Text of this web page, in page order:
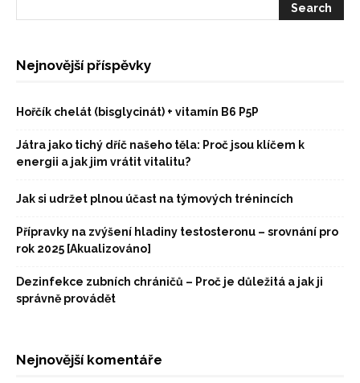
Nejnovější příspěvky
Hořčík chelát (bisglycinát) + vitamín B6 P5P
Játra jako tichý dříč našeho těla: Proč jsou klíčem k
energii a jak jim vrátit vitalitu?
Jak si udržet plnou účast na týmových trénincích
Přípravky na zvýšení hladiny testosteronu – srovnání pro
rok 2025 [Akualizováno]
Dezinfekce zubních chráničů – Proč je důležitá a jak ji
správně provádět
Nejnovější komentáře